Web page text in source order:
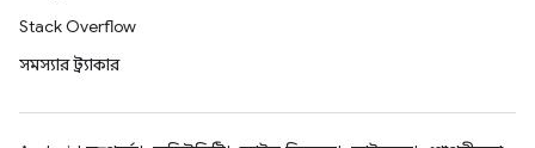
Stack Overflow
সমস্যার ট্র্যাকার